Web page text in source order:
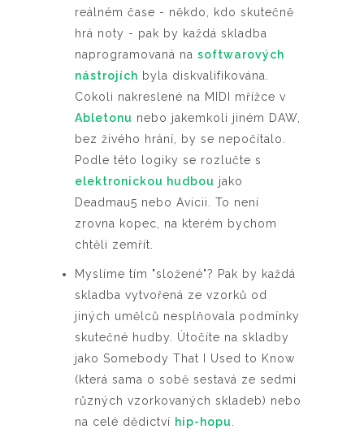
reálném čase - někdo, kdo skutečně
hrá noty - pak by každá skladba
naprogramovaná nasoftwarových
nástrojích byla diskvalifikována.
Cokoli nakreslené na MIDI mřížce v
Abletonu nebo jakemkoli jiném DAW,
bez živého hrání, by se nepočítalo.
Podle této logiky se rozlučte s
elektronickou hudbou jako
Deadmau5 nebo Avicii. To není
zrovna kopec, na kterém bychom
chtěli zemřít.
Myslíme tím "složené"? Pak by každá
skladba vytvořená ze vzorků od
jiných umělců nesplňovala podmínky
skutečné hudby. Útočíte na skladby
jako Somebody That I Used to Know
(která sama o sobě sestavá ze sedmi
různých vzorkovaných skladeb) nebo
na celé dědictví hip-hopu